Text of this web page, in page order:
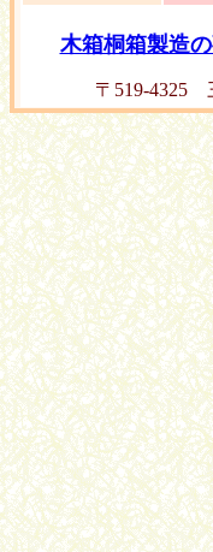
木箱桐箱製造
〒519-4325